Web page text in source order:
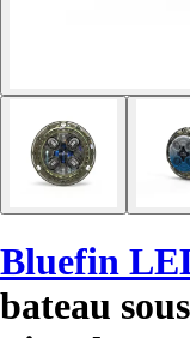
Bluefin
bateau